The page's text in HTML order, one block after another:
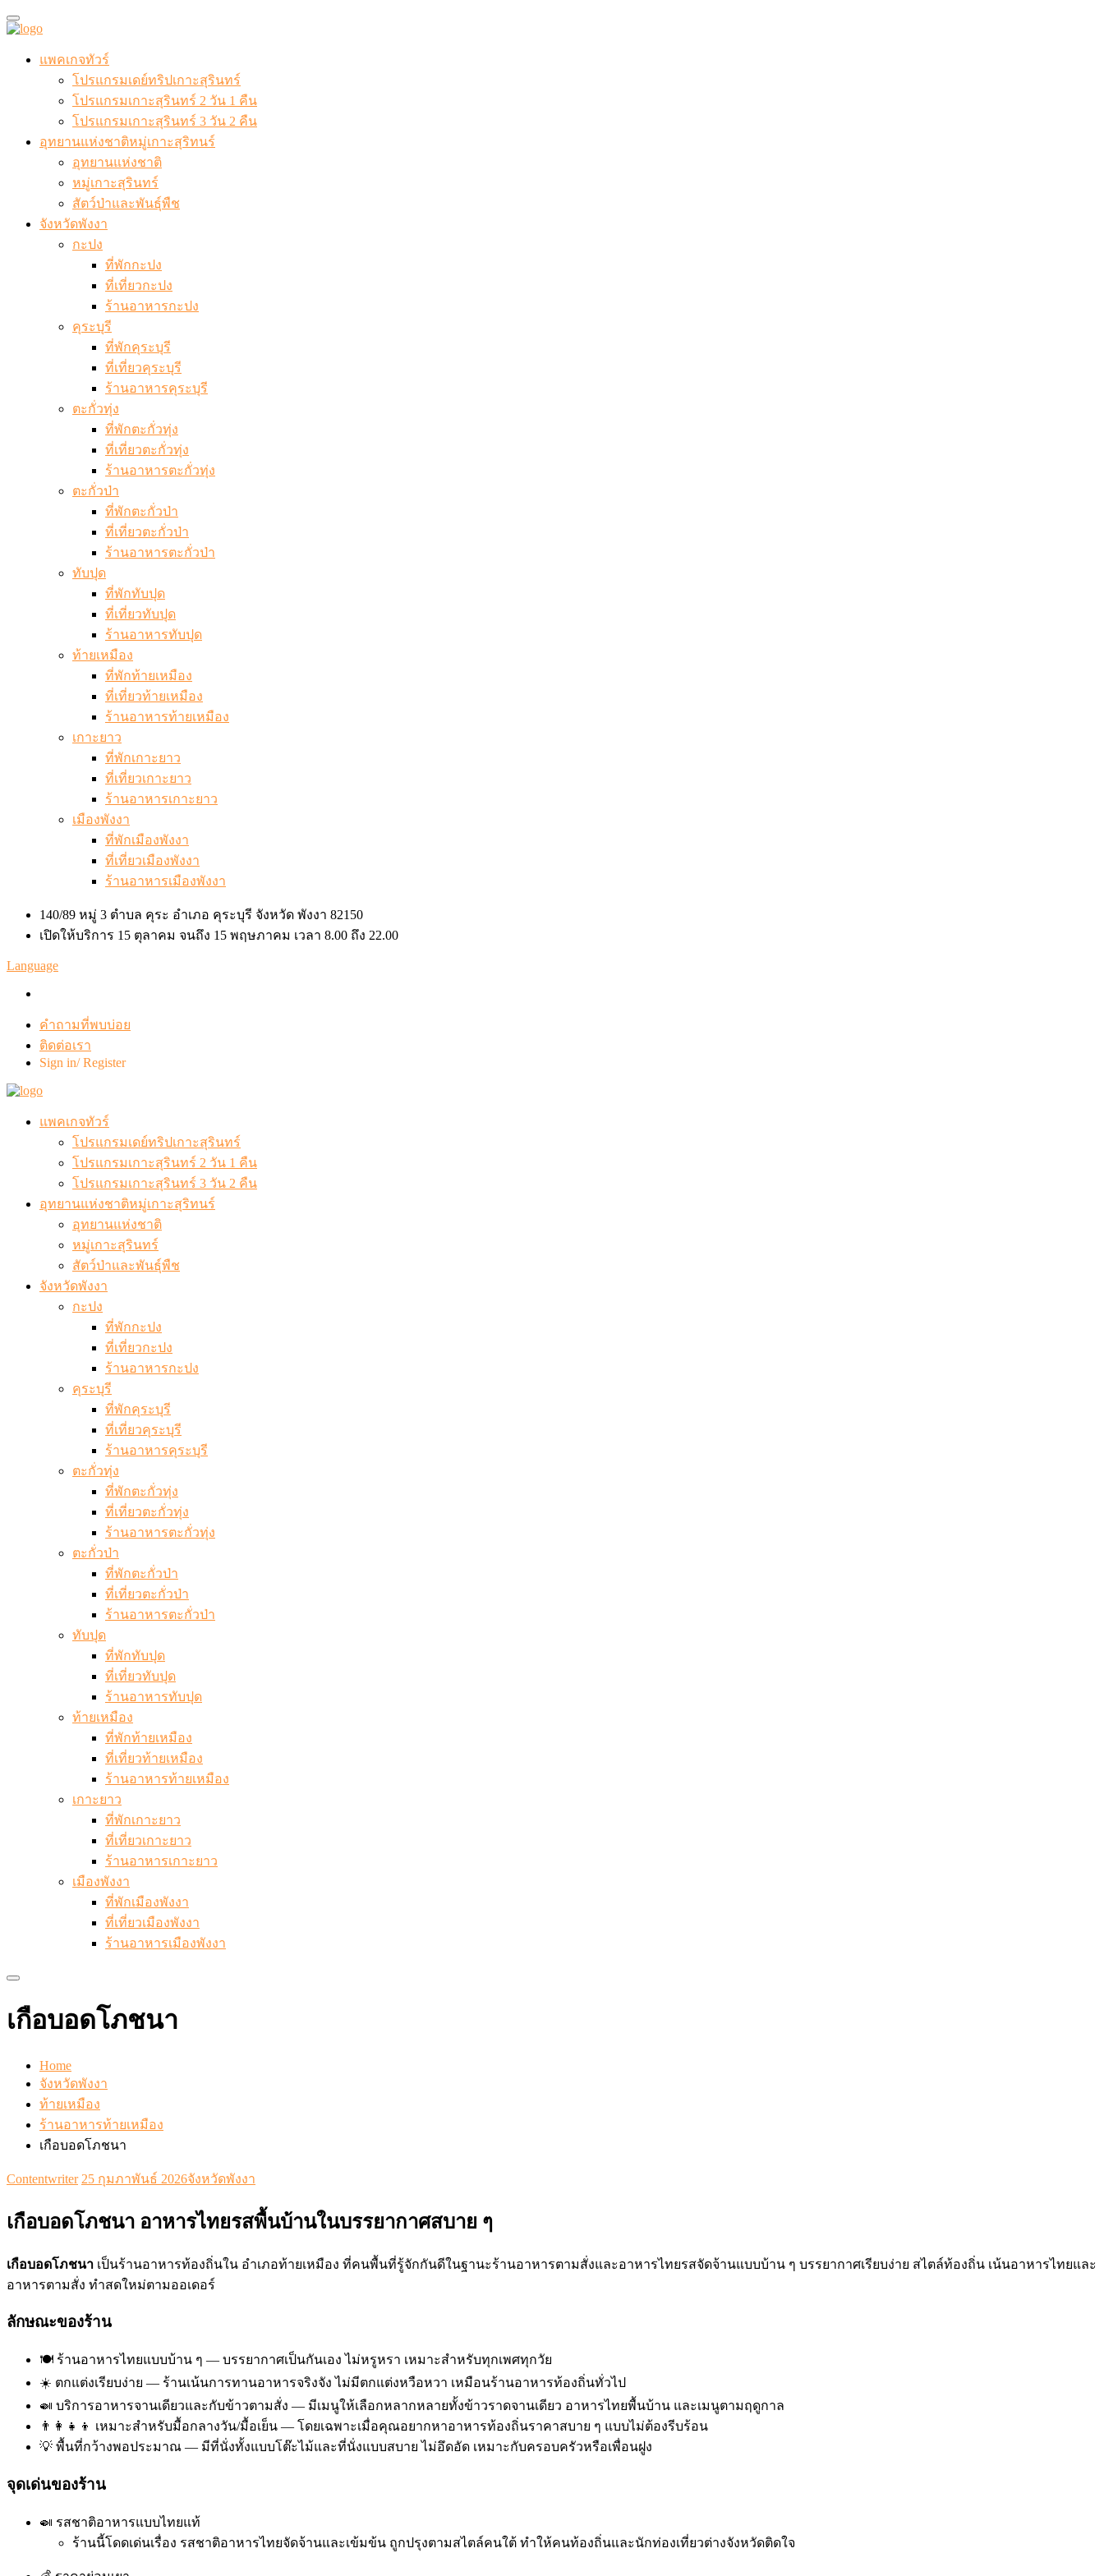
แพคเกจทัวร์
โปรแกรมเดย์ทริปเกาะสุรินทร์
โปรแกรมเกาะสุรินทร์ 2 วัน 1 คืน
โปรแกรมเกาะสุรินทร์ 3 วัน 2 คืน
อุทยานแห่งชาติหมู่เกาะสุริทนร์
อุทยานแห่งชาติ
หมู่เกาะสุรินทร์
สัตว์ป่าและพันธุ์พืช
จังหวัดพังงา
กะปง
ที่พักกะปง
ที่เที่ยวกะปง
ร้านอาหารกะปง
คุระบุรี
ที่พักคุระบุรี
ที่เที่ยวคุระบุรี
ร้านอาหารคุระบุรี
ตะกั่วทุ่ง
ที่พักตะกั่วทุ่ง
ที่เที่ยวตะกั่วทุ่ง
ร้านอาหารตะกั่วทุ่ง
ตะกั่วป่า
ที่พักตะกั่วป่า
ที่เที่ยวตะกั่วป่า
ร้านอาหารตะกั่วป่า
ทับปุด
ที่พักทับปุด
ที่เที่ยวทับปุด
ร้านอาหารทับปุด
ท้ายเหมือง
ที่พักท้ายเหมือง
ที่เที่ยวท้ายเหมือง
ร้านอาหารท้ายเหมือง
เกาะยาว
ที่พักเกาะยาว
ที่เที่ยวเกาะยาว
ร้านอาหารเกาะยาว
เมืองพังงา
ที่พักเมืองพังงา
ที่เที่ยวเมืองพังงา
ร้านอาหารเมืองพังงา
140/89 หมู่ 3 ตำบล คุระ อำเภอ คุระบุรี จังหวัด พังงา 82150
เปิดให้บริการ 15 ตุลาคม จนถึง 15 พฤษภาคม เวลา 8.00 ถึง 22.00
Language
คำถามที่พบบ่อย
ติดต่อเรา
Sign in/ Register
แพคเกจทัวร์
โปรแกรมเดย์ทริปเกาะสุรินทร์
โปรแกรมเกาะสุรินทร์ 2 วัน 1 คืน
โปรแกรมเกาะสุรินทร์ 3 วัน 2 คืน
อุทยานแห่งชาติหมู่เกาะสุริทนร์
อุทยานแห่งชาติ
หมู่เกาะสุรินทร์
สัตว์ป่าและพันธุ์พืช
จังหวัดพังงา
กะปง
ที่พักกะปง
ที่เที่ยวกะปง
ร้านอาหารกะปง
คุระบุรี
ที่พักคุระบุรี
ที่เที่ยวคุระบุรี
ร้านอาหารคุระบุรี
ตะกั่วทุ่ง
ที่พักตะกั่วทุ่ง
ที่เที่ยวตะกั่วทุ่ง
ร้านอาหารตะกั่วทุ่ง
ตะกั่วป่า
ที่พักตะกั่วป่า
ที่เที่ยวตะกั่วป่า
ร้านอาหารตะกั่วป่า
ทับปุด
ที่พักทับปุด
ที่เที่ยวทับปุด
ร้านอาหารทับปุด
ท้ายเหมือง
ที่พักท้ายเหมือง
ที่เที่ยวท้ายเหมือง
ร้านอาหารท้ายเหมือง
เกาะยาว
ที่พักเกาะยาว
ที่เที่ยวเกาะยาว
ร้านอาหารเกาะยาว
เมืองพังงา
ที่พักเมืองพังงา
ที่เที่ยวเมืองพังงา
ร้านอาหารเมืองพังงา
เกือบอดโภชนา
Home
จังหวัดพังงา
ท้ายเหมือง
ร้านอาหารท้ายเหมือง
เกือบอดโภชนา
Contentwriter 25 กุมภาพันธ์ 2026จังหวัดพังงา
เกือบอดโภชนา อาหารไทยรสพื้นบ้านในบรรยากาศสบาย ๆ
เกือบอดโภชนา เป็นร้านอาหารท้องถิ่นใน อำเภอท้ายเหมือง ที่คนพื้นที่รู้จักกันดีในฐานะร้านอาหารตามสั่งและอาหารไทยรสจัดจ้านแบบบ้าน ๆ บรรยากาศเรียบง่าย สไตล์ท้องถิ่น เน้นอาหารไทยและ
อาหารตามสั่ง ทำสดใหม่ตามออเดอร์
ลักษณะของร้าน
🍽️ ร้านอาหารไทยแบบบ้าน ๆ — บรรยากาศเป็นกันเอง ไม่หรูหรา เหมาะสำหรับทุกเพศทุกวัย
☀️ ตกแต่งเรียบง่าย — ร้านเน้นการทานอาหารจริงจัง ไม่มีตกแต่งหวือหวา เหมือนร้านอาหารท้องถิ่นทั่วไป
🍛 บริการอาหารจานเดียวและกับข้าวตามสั่ง — มีเมนูให้เลือกหลากหลายทั้งข้าวราดจานเดียว อาหารไทยพื้นบ้าน และเมนูตามฤดูกาล
👨‍👩‍👧‍👦 เหมาะสำหรับมื้อกลางวัน/มื้อเย็น — โดยเฉพาะเมื่อคุณอยากหาอาหารท้องถิ่นราคาสบาย ๆ แบบไม่ต้องรีบร้อน
💡 พื้นที่กว้างพอประมาณ — มีที่นั่งทั้งแบบโต๊ะไม้และที่นั่งแบบสบาย ไม่อึดอัด เหมาะกับครอบครัวหรือเพื่อนฝูง
จุดเด่นของร้าน
🍛 รสชาติอาหารแบบไทยแท้
ร้านนี้โดดเด่นเรื่อง รสชาติอาหารไทยจัดจ้านและเข้มข้น ถูกปรุงตามสไตล์คนใต้ ทำให้คนท้องถิ่นและนักท่องเที่ยวต่างจังหวัดติดใจ